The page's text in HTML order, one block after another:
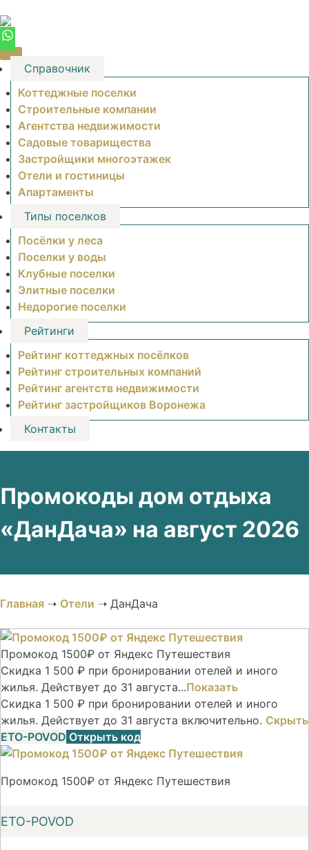
to
content
Справочник
Коттеджные поселки
Строительные компании
Агентства недвижимости
Садовые товарищества
Застройщики многоэтажек
Отели и гостиницы
Апартаменты
Типы поселков
Посёлки у леса
Поселки у воды
Клубные поселки
Элитные поселки
Недорогие поселки
Рейтинги
Рейтинг коттеджных посёлков
Рейтинг строительных компаний
Рейтинг агентств недвижимости
Рейтинг застройщиков Воронежа
Контакты
Промокоды дом отдыха
«ДанДача» на август 2026
Главная ➝ Отели ➝ ДанДача
Промокод 1500₽ от Яндекс Путешествия
Скидка 1 500 ₽ при бронировании отелей и иного
жилья. Действует до 31 августа...Показать
Скидка 1 500 ₽ при бронировании отелей и иного
жилья. Действует до 31 августа включительно. Скрыть
ETO-POVOD Открыть код
Промокод 1500₽ от Яндекс Путешествия
ETO-POVOD